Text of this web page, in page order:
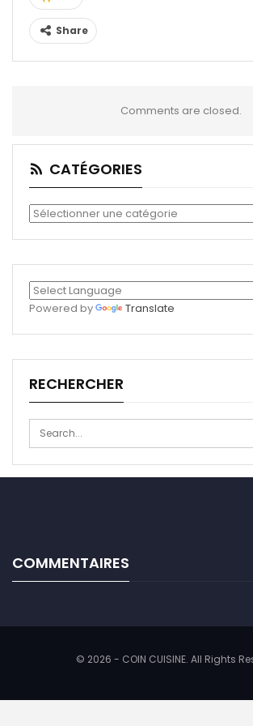
Share
Comments are closed.
CATÉGORIES
Catégories
Powered by Translate
RECHERCHER
COMMENTAIRES
© 2026 - COIN CUISINE. All Rights